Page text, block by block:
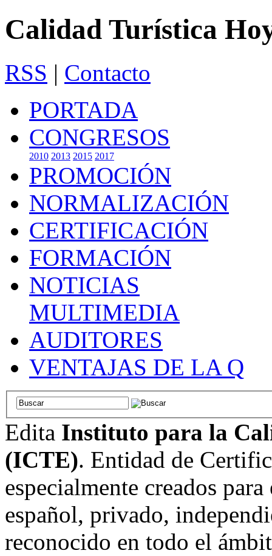
Calidad Turística
RSS | Contacto
PORTADA
CONGRESOS
2010 2013 2015 2017
PROMOCIÓN
NORMALIZACIÓN
CERTIFICACIÓN
FORMACIÓN
NOTICIAS
MULTIMEDIA
AUDITORES
VENTAJAS DE LA Q
Edita Instituto para la
(ICTE). Entidad de
especialmente creados
español, privado,
reconocido en todo el